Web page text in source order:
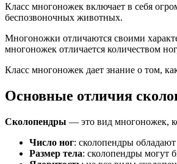
Класс многоножек включает в себя
беспозвоночных животных.
Многоножки отличаются своими
многоножек отличается количеством
Класс многоножек дает знание о том,
Основные отличия
Сколопендры — это вид многоножек,
Число ног: сколопендры
Размер тела: сколопендры могут